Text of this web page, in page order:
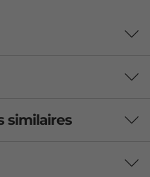
similaires
UAT